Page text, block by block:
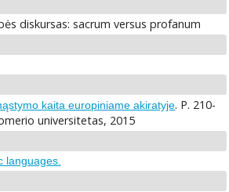
diskursas: sacrum versus profanum
kaita europiniame akiratyje. P. 210-
universitetas, 2015
languages.